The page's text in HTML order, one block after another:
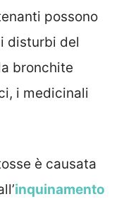
possono
disturbi del
bronchite
i medicinali
è causata
inquinamento